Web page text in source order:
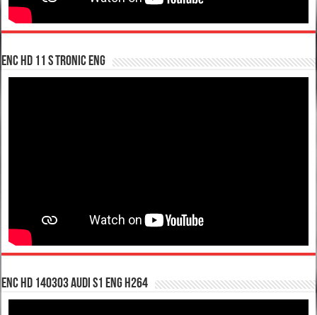
enc hd 11 S tronic ENG
enc hd 140303 Audi S1 ENG H264